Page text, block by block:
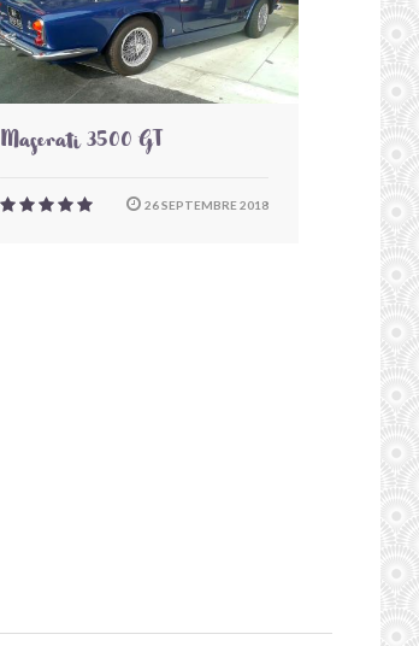
Maserati 3500 GT
26 SEPTEMBRE 2018